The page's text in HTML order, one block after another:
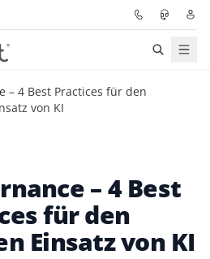
– 4 Best Practices für den
von KI
– 4 Best
für den
Einsatz von KI